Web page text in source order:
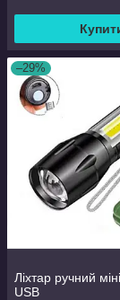
–29%
Ліхтар ручний
USB